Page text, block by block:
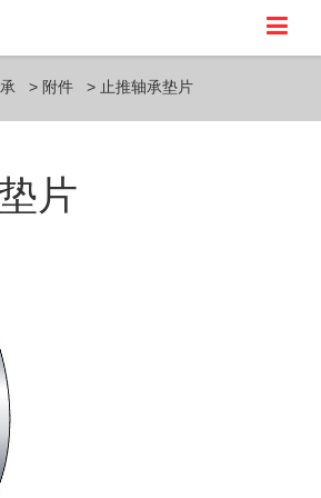
附件 止推轴承垫片
片